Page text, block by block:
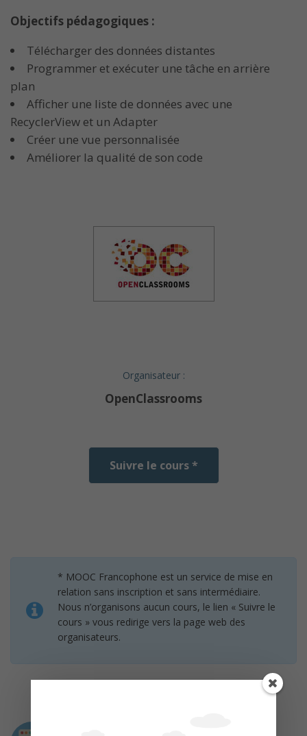
Objectifs pédagogiques :
Télécharger des données distantes
Programmer et exécuter une tâche en arrière
plan
Afficher une liste de données avec une
RecyclerView et un Adapter
Créer une vue personnalisée
Améliorer la qualité de son code
Organisateur :
OpenClassrooms
Suivre le cours *
* MOOC Francophone est un service de mise en
relation sans inscription et sans intermédiaire.
Nous n’organisons aucun cours, le lien « Suivre le
cours » vous redirige vers la page web des
organisateurs.